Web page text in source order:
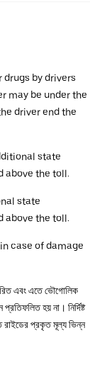
drugs by drivers
may be under the
driver end the
state
above the toll.
state
above the toll.
case of damage
এবং এতে ভৌগোলিক
হয় না। নির্দিষ্ট
রাইডের প্রকৃত মূল্য ভিন্ন